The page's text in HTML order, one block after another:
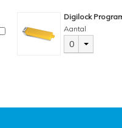
Digilock
Aantal
0